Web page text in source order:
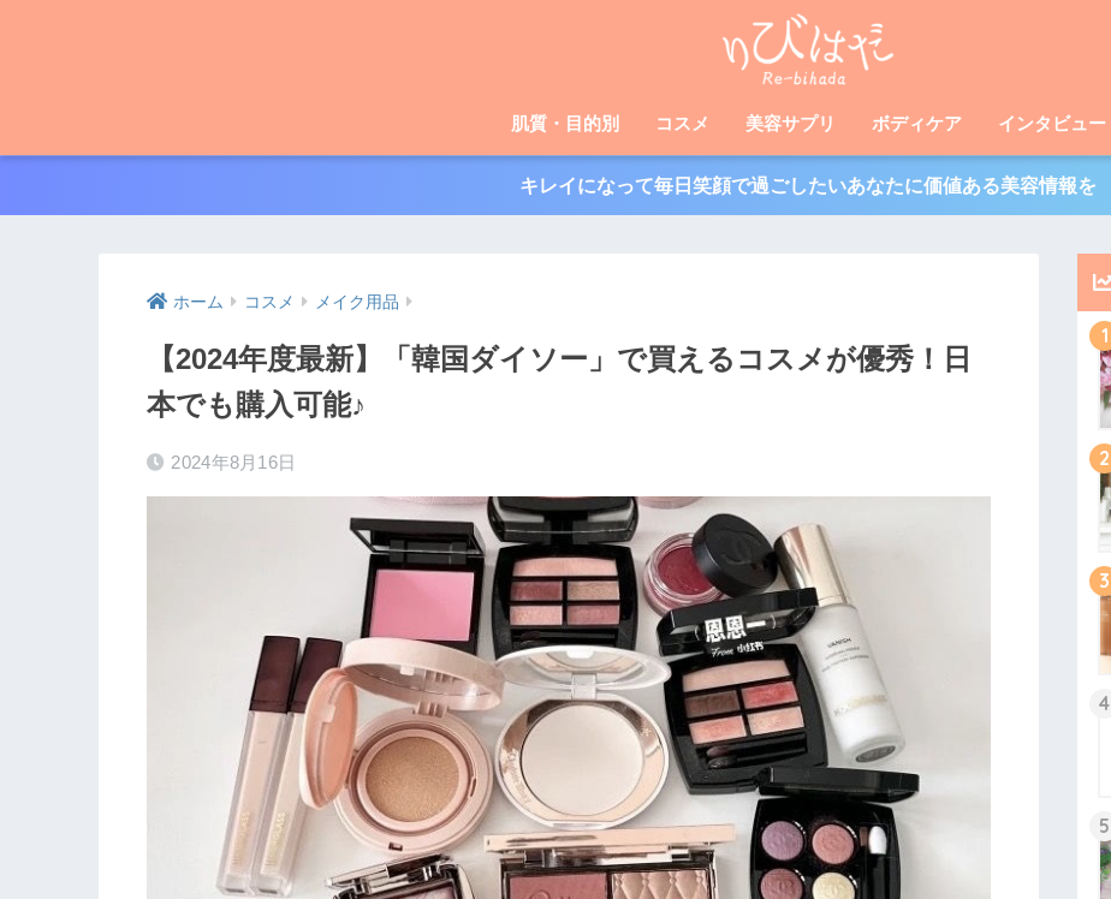
肌質・目的別 コスメ 美容サプリ ボディケア インタビュー
キレイになって毎日笑顔で過ごしたいあなたに価値ある美容情報を
ホーム コスメ メイク用品
【2024年度最新】「韓国ダイソー」で買えるコスメが優秀！日
本でも購入可能♪
2024年8月16日
1
2
3
4
5